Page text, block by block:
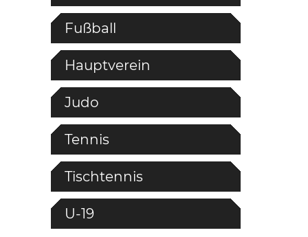
Fußball
Hauptverein
Judo
Tennis
Tischtennis
U-19